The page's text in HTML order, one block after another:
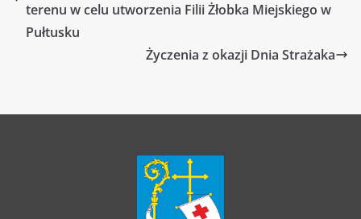
terenu w celu utworzenia Filii Żłobka Miejskiego w
Pułtusku
Życzenia z okazji Dnia Strażaka